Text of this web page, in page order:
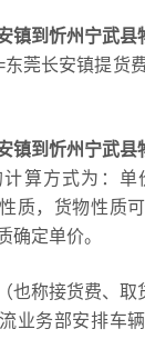
镇到忻州宁武县
莞长安镇提货
镇到忻州宁武县
算方式为：
质，货物性质
确定单价。
也称接货费、取
业务部安排车